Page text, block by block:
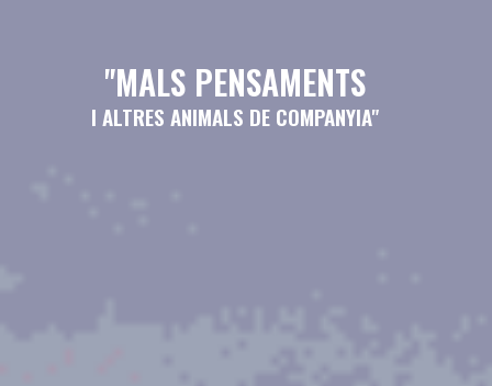
"MALS PENSAMENTS
I ALTRES ANIMALS DE COMPANYIA"